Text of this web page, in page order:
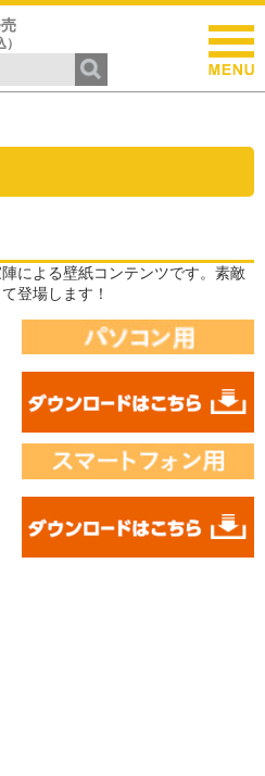
による壁紙コンテンツです。素敵
登場します！